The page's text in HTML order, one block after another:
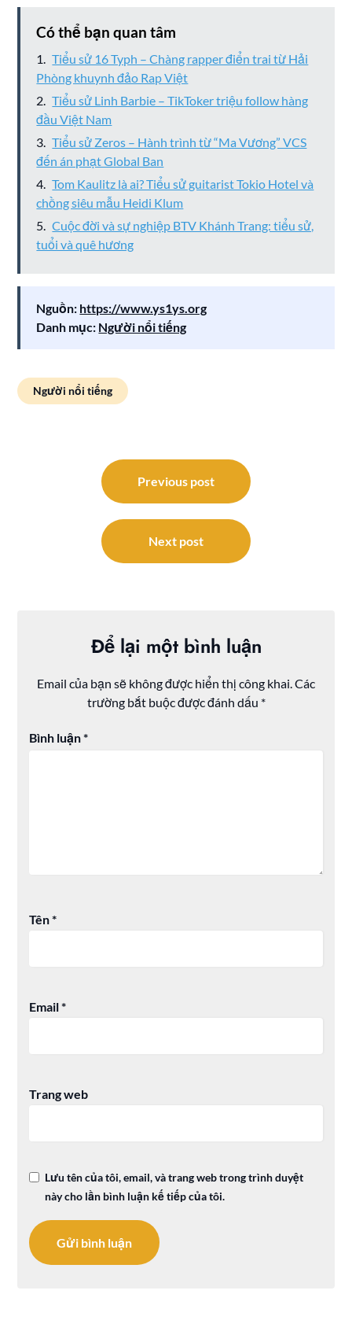
Có thể bạn quan tâm
Tiểu sử 16 Typh – Chàng rapper điển trai từ Hải
Phòng khuynh đảo Rap Việt
Tiểu sử Linh Barbie – TikToker triệu follow hàng
đầu Việt Nam
Tiểu sử Zeros – Hành trình từ “Ma Vương” VCS
đến án phạt Global Ban
Tom Kaulitz là ai? Tiểu sử guitarist Tokio Hotel và
chồng siêu mẫu Heidi Klum
Cuộc đời và sự nghiệp BTV Khánh Trang: tiểu sử,
tuổi và quê hương
Nguồn: https://www.ys1ys.org
Danh mục: Người nổi tiếng
Người nổi tiếng
Previous post
Next post
Để lại một bình luận
Email của bạn sẽ không được hiển thị công khai.Các
trường bắt buộc được đánh dấu *
Bình luận*
Tên*
Email*
Trang web
Lưu tên của tôi, email, và trang web trong trình duyệt
này cho lần bình luận kế tiếp của tôi.